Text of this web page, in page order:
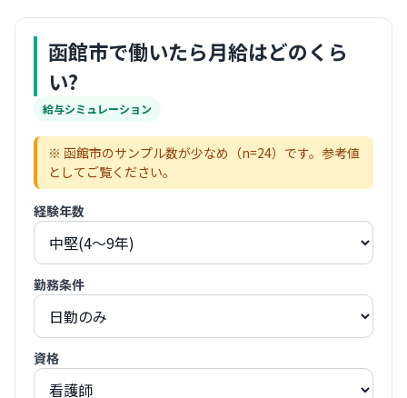
函館市で働いたら月給はどのくら
い?
給与シミュレーション
※ 函館市のサンプル数が少なめ（n=24）です。参考値
としてご覧ください。
経験年数
勤務条件
資格